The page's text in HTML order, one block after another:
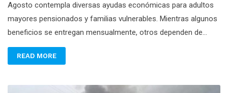
Agosto contempla diversas ayudas económicas para adultos
mayores pensionados y familias vulnerables. Mientras algunos
beneficios se entregan mensualmente, otros dependen de...
READ MORE